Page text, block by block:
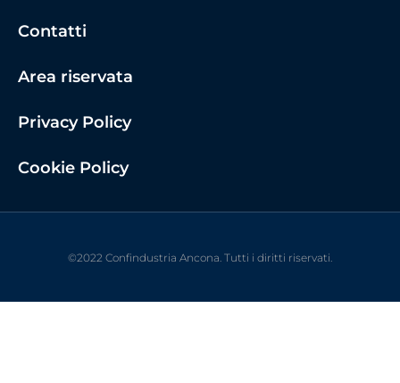
Contatti
Area riservata
Privacy Policy
Cookie Policy
©2022 Confindustria Ancona. Tutti i diritti riservati.